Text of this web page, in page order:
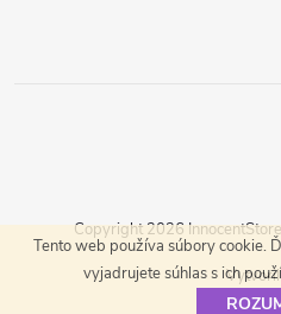
Tento web používa súbory cookie.
vyjadrujete súhlas s ich
Copyright 2026 InnocentStore